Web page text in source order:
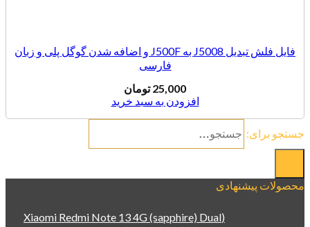
فایل فلش تبدیل J5008 به J500F و اضافه شدن گوگل پلی و زبان
تومان
افزودن به سبد خرید
پیشنهادی
(Xiaomi Redmi Note 13 4G (sapphire) Dual